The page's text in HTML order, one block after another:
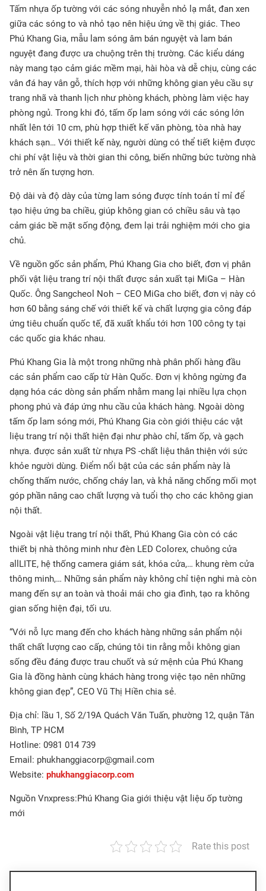
Tấm nhựa ốp tường với các sóng nhuyễn nhỏ lạ mắt, đan xen
giữa các sóng to và nhỏ tạo nên hiệu ứng về thị giác. Theo
Phú Khang Gia, mẫu lam sóng âm bán nguyệt và lam bán
nguyệt đang được ưa chuộng trên thị trường. Các kiểu dáng
này mang tạo cảm giác mềm mại, hài hòa và dễ chịu, cùng các
vân đá hay vân gỗ, thích hợp với những không gian yêu cầu sự
trang nhã và thanh lịch như phòng khách, phòng làm việc hay
phòng ngủ. Trong khi đó, tấm ốp lam sóng với các sóng lớn
nhất lên tới 10 cm, phù hợp thiết kế văn phòng, tòa nhà hay
khách sạn… Với thiết kế này, người dùng có thể tiết kiệm được
chi phí vật liệu và thời gian thi công, biến những bức tường nhà
trở nên ấn tượng hơn.
Độ dài và độ dày của từng lam sóng được tính toán tỉ mỉ để
tạo hiệu ứng ba chiều, giúp không gian có chiều sâu và tạo
cảm giác bề mặt sống động, đem lại trải nghiệm mới cho gia
chủ.
Về nguồn gốc sản phẩm, Phú Khang Gia cho biết, đơn vị phân
phối vật liệu trang trí nội thất được sản xuất tại MiGa – Hàn
Quốc. Ông Sangcheol Noh – CEO MiGa cho biết, đơn vị này có
hơn 60 bằng sáng chế với thiết kế và chất lượng gia công đáp
ứng tiêu chuẩn quốc tế, đã xuất khẩu tới hơn 100 công ty tại
các quốc gia khác nhau.
Phú Khang Gia là một trong những nhà phân phối hàng đầu
các sản phẩm cao cấp từ Hàn Quốc. Đơn vị không ngừng đa
dạng hóa các dòng sản phẩm nhằm mang lại nhiều lựa chọn
phong phú và đáp ứng nhu cầu của khách hàng. Ngoài dòng
tấm ốp lam sóng mới, Phú Khang Gia còn giới thiệu các vật
liệu trang trí nội thất hiện đại như phào chỉ, tấm ốp, và gạch
nhựa. được sản xuất từ nhựa PS -chất liệu thân thiện với sức
khỏe người dùng. Điểm nổi bật của các sản phẩm này là
chống thấm nước, chống cháy lan, và khả năng chống mối mọt
góp phần nâng cao chất lượng và tuổi thọ cho các không gian
nội thất.
Ngoài vật liệu trang trí nội thất, Phú Khang Gia còn có các
thiết bị nhà thông minh như đèn LED Colorex, chuông cửa
allLITE, hệ thống camera giám sát, khóa cửa,… khung rèm cửa
thông minh,… Những sản phẩm này không chỉ tiện nghi mà còn
mang đến sự an toàn và thoải mái cho gia đình, tạo ra không
gian sống hiện đại, tối ưu.
“Với nỗ lực mang đến cho khách hàng những sản phẩm nội
thất chất lượng cao cấp, chúng tôi tin rằng mỗi không gian
sống đều đáng được trau chuốt và sứ mệnh của Phú Khang
Gia là đồng hành cùng khách hàng trong việc tạo nên những
không gian đẹp”, CEO Vũ Thị Hiền chia sẻ.
Địa chỉ: lầu 1, Số 2/19A Quách Văn Tuấn, phường 12, quận Tân
Bình, TP HCM
Hotline: 0981 014 739
Email: phukhanggiacorp@gmail.com
Website: phukhanggiacorp.com
Nguồn Vnxpress:Phú Khang Gia giới thiệu vật liệu ốp tường
mới
Rate this post